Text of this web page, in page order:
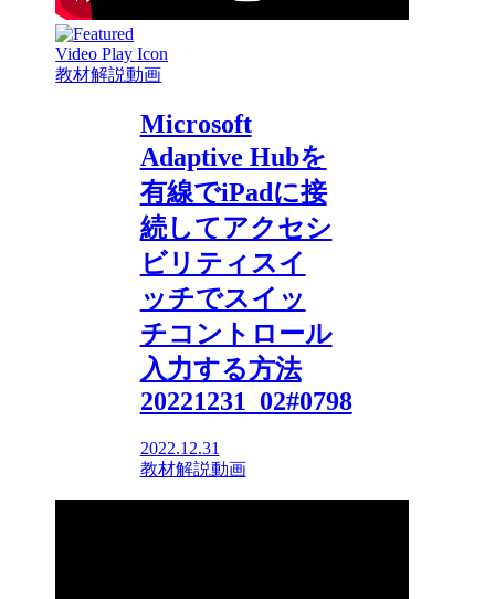
教材解説動画
Microsoft
Adaptive Hubを
有線でiPadに接
続してアクセシ
ビリティスイ
ッチでスイッ
チコントロール
入力する方法
20221231_02#0798
2022.12.31
教材解説動画